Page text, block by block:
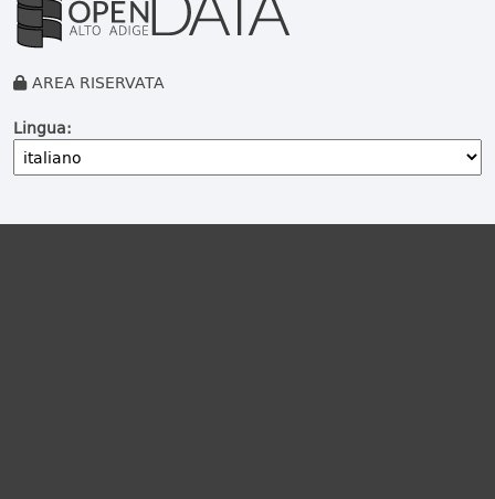
AREA RISERVATA
Lingua